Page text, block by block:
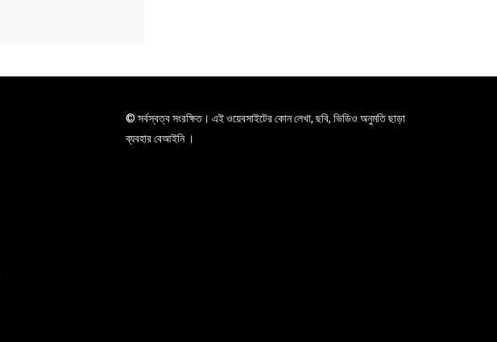
© সর্বস্বত্ব সংরক্ষিত। এই ওয়েবসাইটের কোন লেখা, ছবি, ভিডিও অনুমতি ছাড়া
ব্যবহার বেআইনি ।